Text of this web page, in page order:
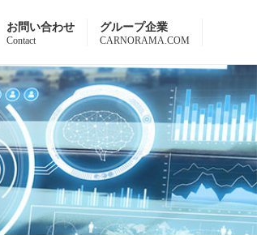
お問い合わせ
Contact
グループ企業
CARNORAMA.COM